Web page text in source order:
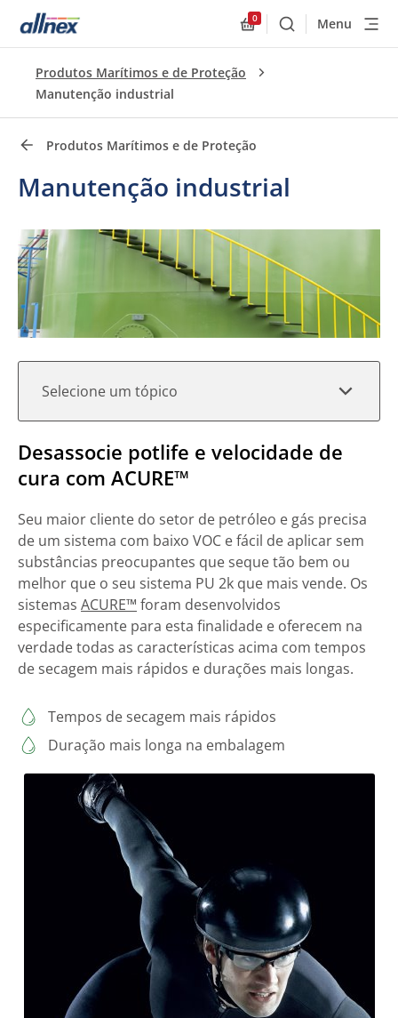
0
BuscarMenu
Produtos Marítimos e de Proteção
Manutenção industrial
Produtos Marítimos e de Proteção
Manutenção industrial
Selecione um tópico
Links rápidos
Desassocie potlife e velocidade de
cura com ACURE™
Seu maior cliente do setor de petróleo e gás precisa
de um sistema com baixo VOC e fácil de aplicar sem
substâncias preocupantes que seque tão bem ou
melhor que o seu sistema PU 2k que mais vende. Os
sistemas ACURE™ foram desenvolvidos
especificamente para esta finalidade e oferecem na
verdade todas as características acima com tempos
de secagem mais rápidos e durações mais longas.
Tempos de secagem mais rápidos
Duração mais longa na embalagem